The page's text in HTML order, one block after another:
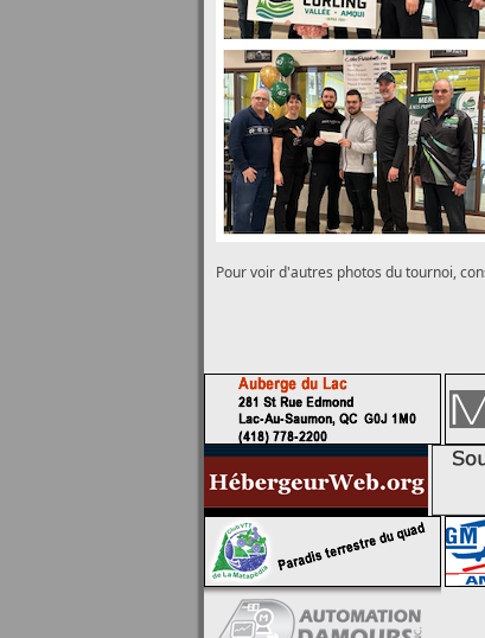
Pour voir d'autres photos du tournoi,